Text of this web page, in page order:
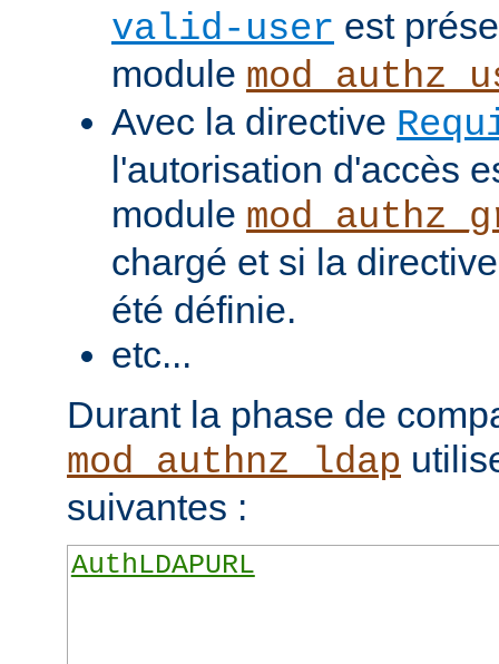
valid-user est
module
Avec la directive
l'autorisation d'accès
module
chargé et si la
été définie.
etc...
Durant la phase de
mod_authnz_ldap
suivantes :
AuthLDAPURL